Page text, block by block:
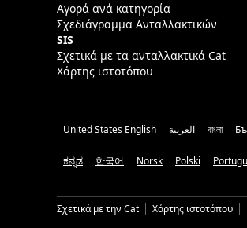
Αγορά ανά κατηγορία
Σχεδιάγραμμα Ανταλλακτικών
SIS
Σχετικά με τα ανταλλακτικά Cat
Χάρτης ιστοτόπου
United States English العربية বাংলা
ಕನ್ನಡ 한국어 Norsk Polski
Σχετικά με την Cat Χάρτης ιστοτόπου